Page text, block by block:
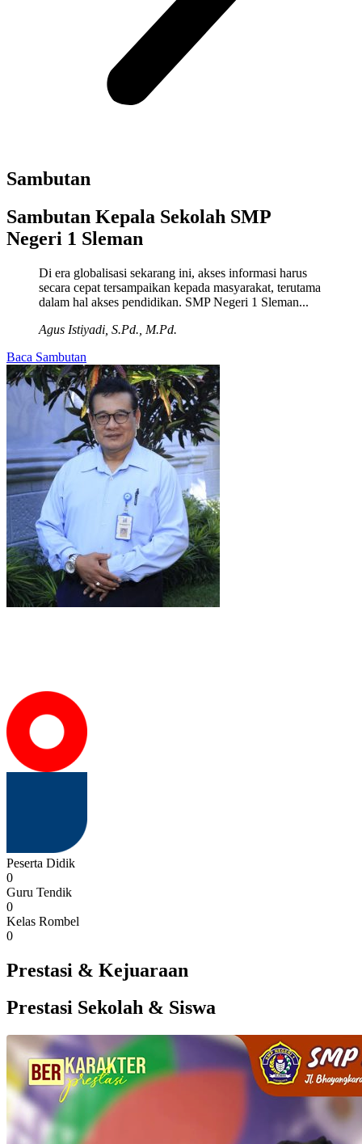
Sambutan
Sambutan Kepala Sekolah SMP
Negeri 1 Sleman
Di era globalisasi sekarang ini, akses informasi harus
secara cepat tersampaikan kepada masyarakat, terutama
dalam hal akses pendidikan. SMP Negeri 1 Sleman...
Agus Istiyadi, S.Pd., M.Pd.
Baca Sambutan
Peserta Didik
0
Guru Tendik
0
Kelas Rombel
0
Prestasi & Kejuaraan
Prestasi Sekolah & Siswa